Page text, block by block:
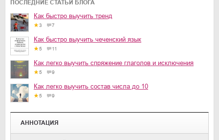
ПОСЛЕДНИЕ СТАТЬИ БЛОГА
Как быстро выучить тренд
3 7
Как быстро выучить чеченский язык
5 11
Как легко выучить спряжение глаголов и исключения
5 9
Как легко выучить состав числа до 10
5 9
АННОТАЦИЯ